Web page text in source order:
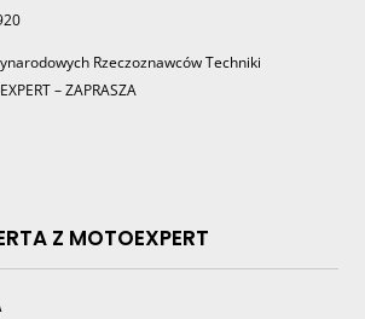
Rzeczoznawców Techniki
– ZAPRASZA
Z MOTOEXPERT